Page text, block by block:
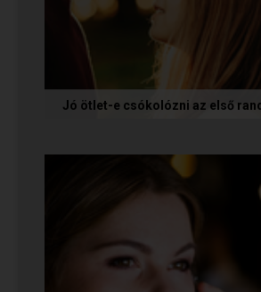
Jó ötlet-e csókolózni az első
az azt jelenti, hogy nem...